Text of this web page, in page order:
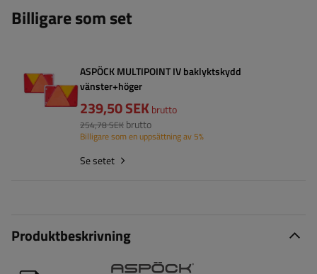
Billigare som set
ASPÖCK MULTIPOINT IV baklyktskydd
vänster+höger
239,50 SEKbrutto
254,78 SEK brutto
Billigare som en uppsättning av 5%
Se setet
Produktbeskrivning